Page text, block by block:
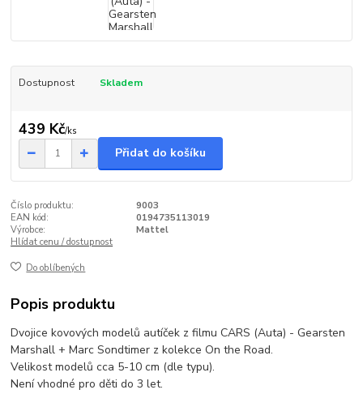
Dostupnost Skladem
439 Kč/ks
Přidat do košíku
Číslo produktu:
9003
EAN kód:
0194735113019
Výrobce:
Mattel
Hlídat cenu / dostupnost
Do oblíbených
Popis produktu
Dvojice kovových modelů autíček z filmu CARS (Auta) - Gearsten
Marshall + Marc Sondtimer z kolekce On the Road.
Velikost modelů cca 5-10 cm (dle typu).
Není vhodné pro děti do 3 let.